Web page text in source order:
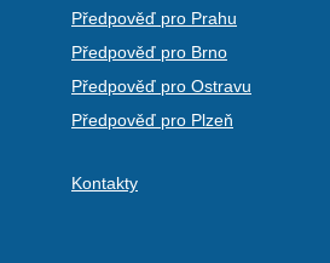
Předpověď pro Prahu
Předpověď pro Brno
Předpověď pro Ostravu
Předpověď pro Plzeň
Kontakty